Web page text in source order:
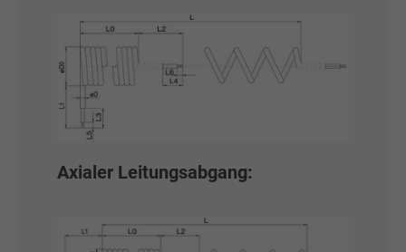
Axialer Leitungsabgang: